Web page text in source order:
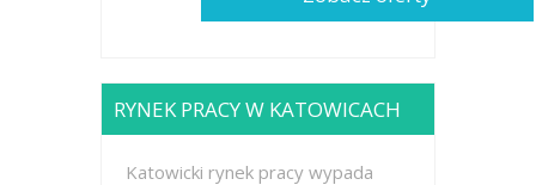
RYNEK PRACY W KATOWICACH
Katowicki rynek pracy wypada